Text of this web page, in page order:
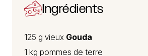
Ingrédients
125 g vieux Gouda
1 kg pommes de terre